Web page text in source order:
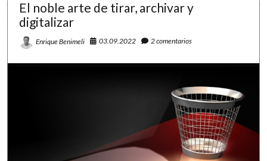
El noble arte de tirar, archivar y
digitalizar
Enrique Benimeli 03.09.2022 2 comentarios